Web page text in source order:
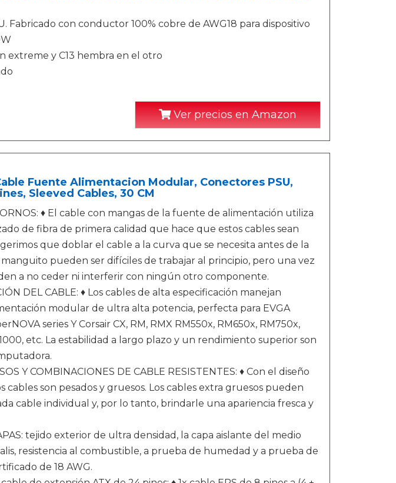
Fabricado con conductor 100% cobre de AWG18 para dispositivo
extreme y C13 hembra en el otro
Ver precios en Amazon
Fuente Alimentacion Modular, Conectores PSU,
Sleeved Cables, 30 CM
♦ El cable con mangas de la fuente de alimentación utiliza
de fibra de primera calidad que hace que estos cables sean
que doblar el cable a la curva que se necesita antes de la
manguito pueden ser difíciles de trabajar al principio, pero una vez
a no ceder ni interferir con ningún otro componente.
DEL CABLE: ♦ Los cables de alta especificación manejan
modular de ultra alta potencia, perfecta para EVGA
series Y Corsair CX, RM, RMX RM550x, RM650x, RM750x,
etc. La estabilidad a largo plazo y un rendimiento superior son
Y COMBINACIONES DE CABLE RESISTENTES: ♦ Con el diseño
cables son pesados ​​y gruesos. Los cables extra gruesos pueden
cable individual y, por lo tanto, brindarle una apariencia fresca y
tejido exterior de ultra densidad, la capa aislante del medio
resistencia al combustible, a prueba de humedad y a prueba de
de 18 AWG.